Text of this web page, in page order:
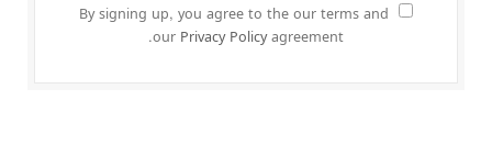
By signing up, you agree to the our terms and
our Privacy Policyagreement.